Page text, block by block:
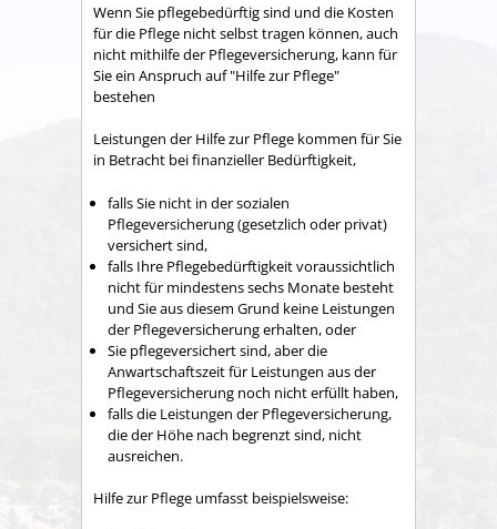
Wenn Sie pflegebedürftig sind und die Kosten
für die Pflege nicht selbst tragen können, auch
nicht mithilfe der Pflegeversicherung, kann für
Sie ein Anspruch auf "Hilfe zur Pflege"
bestehen
Leistungen der Hilfe zur Pflege kommen für Sie
in Betracht bei finanzieller Bedürftigkeit,
falls Sie nicht in der sozialen
Pflegeversicherung (gesetzlich oder privat)
versichert sind,
falls Ihre Pflegebedürftigkeit voraussichtlich
nicht für mindestens sechs Monate besteht
und Sie aus diesem Grund keine Leistungen
der Pflegeversicherung erhalten, oder
Sie pflegeversichert sind, aber die
Anwartschaftszeit für Leistungen aus der
Pflegeversicherung noch nicht erfüllt haben,
falls die Leistungen der Pflegeversicherung,
die der Höhe nach begrenzt sind, nicht
ausreichen.
Hilfe zur Pflege umfasst beispielsweise: